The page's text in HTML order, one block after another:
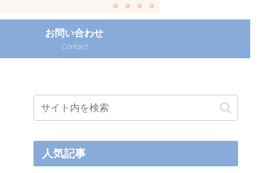
お問い合わせ
Contact‎
人気記事